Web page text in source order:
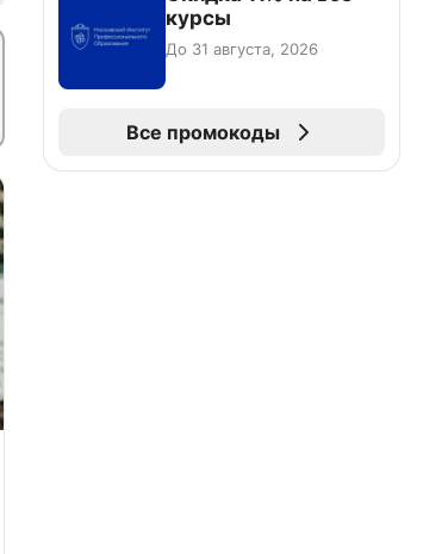
курсы
До 31 августа, 2026
Все промокоды